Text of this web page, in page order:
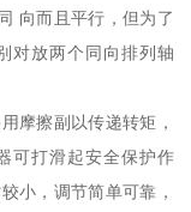
向而且平行，但为了
对放两个同向排列轴
摩擦副以传递转矩，
可打滑起安全保护作
小，调节简单可靠，